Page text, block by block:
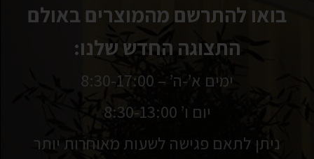
בואו להתרשם מהמוצרים באולם
התצוגה החדש שלנו:
ימים א’-ה’ – 8:30-17:00
יום ו’ 8:30-13:00
ניתן לתאם פגישה לשעות מאוחרות יותר